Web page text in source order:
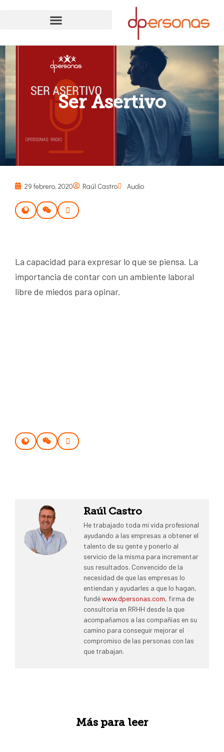
Ser Asertivo
29 febrero, 2020 Raúl Castro Audio
La capacidad para expresar lo que se piensa. La
importancia de contar con un ambiente laboral
libre de miedos para opinar.
Raúl Castro
He trabajado toda mi vida profesional
ayudando a las empresas a obtener el
talento de su gente y ponerlo al
servicio de la misma para incrementar
sus resultados. Convencido de la
necesidad de que las empresas lo
entiendan y ayudarles a que lo hagan,
fundéwww.dpersonas.com, firma de
consultoría en RRHH desde la que
acompañamos a las compañías en su
camino para conseguir mejorar el
compromiso de las personas con las
que trabajan.
Más para leer